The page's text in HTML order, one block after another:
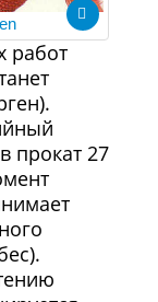
работ
прокат 27